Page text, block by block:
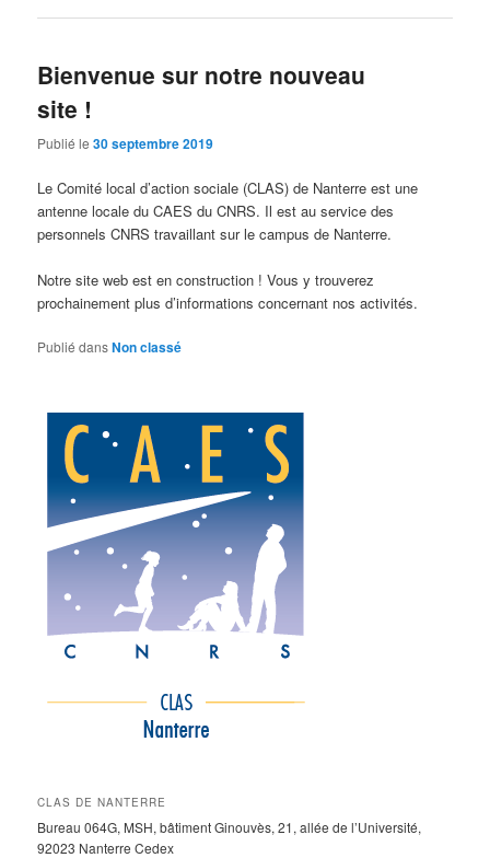
Bienvenue sur notre nouveau
site !
Publié le30 septembre 2019
Le Comité local d’action sociale (CLAS) de Nanterre est une
antenne locale du CAES du CNRS. Il est au service des
personnels CNRS travaillant sur le campus de Nanterre.
Notre site web est en construction ! Vous y trouverez
prochainement plus d’informations concernant nos activités.
Publié dansNon classé
CLAS DE NANTERRE
Bureau 064G, MSH, bâtiment Ginouvès, 21, allée de l’Université,
92023 Nanterre Cedex